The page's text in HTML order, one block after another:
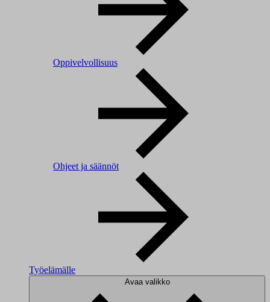
Oppivelvollisuus
Ohjeet ja säännöt
Työelämälle
Avaa valikko